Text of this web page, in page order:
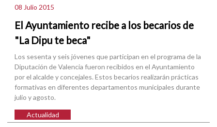
08 Julio 2015
El Ayuntamiento recibe a los becarios de
"La Dipu te beca"
Los sesenta y seis jóvenes que participan en el programa de la
Diputación de Valencia fueron recibidos en el Ayuntamiento
por el alcalde y concejales. Estos becarios realizarán prácticas
formativas en diferentes departamentos municipales durante
julio y agosto.
Actualidad